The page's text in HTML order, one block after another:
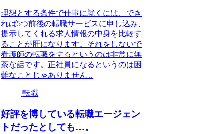
理想とする条件で仕事に就くには、でき
れば5つ前後の転職サービスに申し込み、
提示してくれる求人情報の中身を比較す
ることが肝になります。それをしないで
看護師の転職をするというのは非常に無
茶な話です。正社員になるというのは困
難なことじゃありません...
転職
好評を博している転職エージェン
トだったとしても…。